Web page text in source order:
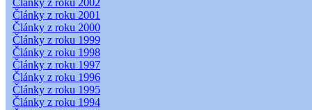
Články z roku 2002
Články z roku 2001
Články z roku 2000
Články z roku 1999
Články z roku 1998
Články z roku 1997
Články z roku 1996
Články z roku 1995
Články z roku 1994